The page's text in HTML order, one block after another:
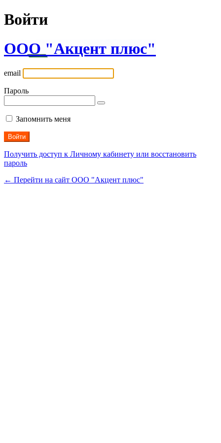
Войти
ООО "Акцент плюс"
email
Пароль
Запомнить меня
Получить доступ к Личному кабинету или восстановить
пароль
← Перейти на сайт ООО "Акцент плюс"